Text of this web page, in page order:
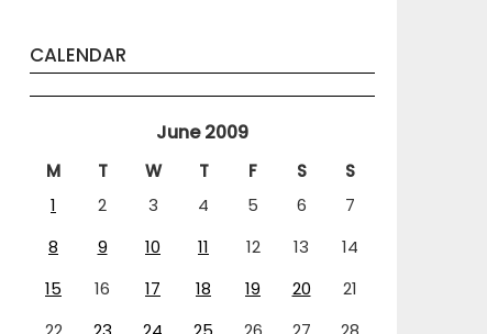
CALENDAR
June 2009
M T W T F S
S
1
2 3 4 5 6
7
8
9 10 11 12 13
14
15
16 17 18 19 20
21